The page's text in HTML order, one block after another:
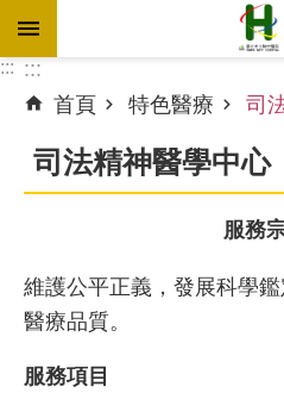
跳到主要內容區塊
進
搜
尋
訊
息
專
區
::: :::
首頁
特色醫療 司
司法精神醫學中心
服務
維護公平正義，發展科學
醫療品質。
服務項目